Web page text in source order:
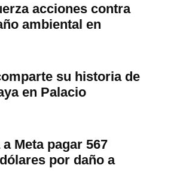
acciones contra
ambiental en
su historia de
en Palacio
Meta pagar 567
por daño a